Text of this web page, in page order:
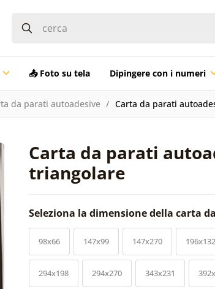
📤 Foto su tela Dipingere con i numeri
da parati autoadesive Carta da parati
Carta da parati
triangolare
Seleziona la dimensione della carta
98x66 147x99 147x270 196x132
294x198 294x270 343x231